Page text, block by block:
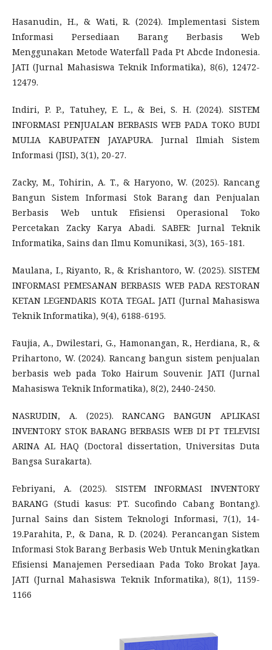
Hasanudin, H., & Wati, R. (2024). Implementasi Sistem
Informasi Persediaan Barang Berbasis Web
Menggunakan Metode Waterfall Pada Pt Abcde Indonesia.
JATI (Jurnal Mahasiswa Teknik Informatika), 8(6), 12472-
12479.
Indiri, P. P., Tatuhey, E. L., & Bei, S. H. (2024). SISTEM
INFORMASI PENJUALAN BERBASIS WEB PADA TOKO BUDI
MULIA KABUPATEN JAYAPURA. Jurnal Ilmiah Sistem
Informasi (JISI), 3(1), 20-27.
Zacky, M., Tohirin, A. T., & Haryono, W. (2025). Rancang
Bangun Sistem Informasi Stok Barang dan Penjualan
Berbasis Web untuk Efisiensi Operasional Toko
Percetakan Zacky Karya Abadi. SABER: Jurnal Teknik
Informatika, Sains dan Ilmu Komunikasi, 3(3), 165-181.
Maulana, I., Riyanto, R., & Krishantoro, W. (2025). SISTEM
INFORMASI PEMESANAN BERBASIS WEB PADA RESTORAN
KETAN LEGENDARIS KOTA TEGAL. JATI (Jurnal Mahasiswa
Teknik Informatika), 9(4), 6188-6195.
Faujia, A., Dwilestari, G., Hamonangan, R., Herdiana, R., &
Prihartono, W. (2024). Rancang bangun sistem penjualan
berbasis web pada Toko Hairum Souvenir. JATI (Jurnal
Mahasiswa Teknik Informatika), 8(2), 2440-2450.
NASRUDIN, A. (2025). RANCANG BANGUN APLIKASI
INVENTORY STOK BARANG BERBASIS WEB DI PT TELEVISI
ARINA AL HAQ (Doctoral dissertation, Universitas Duta
Bangsa Surakarta).
Febriyani, A. (2025). SISTEM INFORMASI INVENTORY
BARANG (Studi kasus: PT. Sucofindo Cabang Bontang).
Jurnal Sains dan Sistem Teknologi Informasi, 7(1), 14-
19.Parahita, P., & Dana, R. D. (2024). Perancangan Sistem
Informasi Stok Barang Berbasis Web Untuk Meningkatkan
Efisiensi Manajemen Persediaan Pada Toko Brokat Jaya.
JATI (Jurnal Mahasiswa Teknik Informatika), 8(1), 1159-
1166